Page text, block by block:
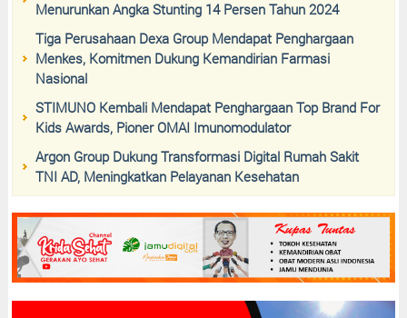
Menurunkan Angka Stunting 14 Persen Tahun 2024
Tiga Perusahaan Dexa Group Mendapat Penghargaan
Menkes, Komitmen Dukung Kemandirian Farmasi
Nasional
STIMUNO Kembali Mendapat Penghargaan Top Brand For
Kids Awards, Pioner OMAI Imunomodulator
Argon Group Dukung Transformasi Digital Rumah Sakit
TNI AD, Meningkatkan Pelayanan Kesehatan